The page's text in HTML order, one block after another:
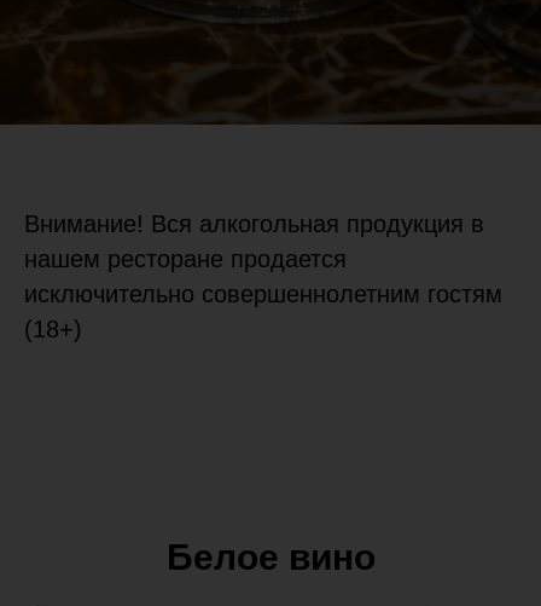
Внимание! Вся алкогольная продукция в
нашем ресторане продается
исключительно совершеннолетним гостям
(18+)
Белое вино